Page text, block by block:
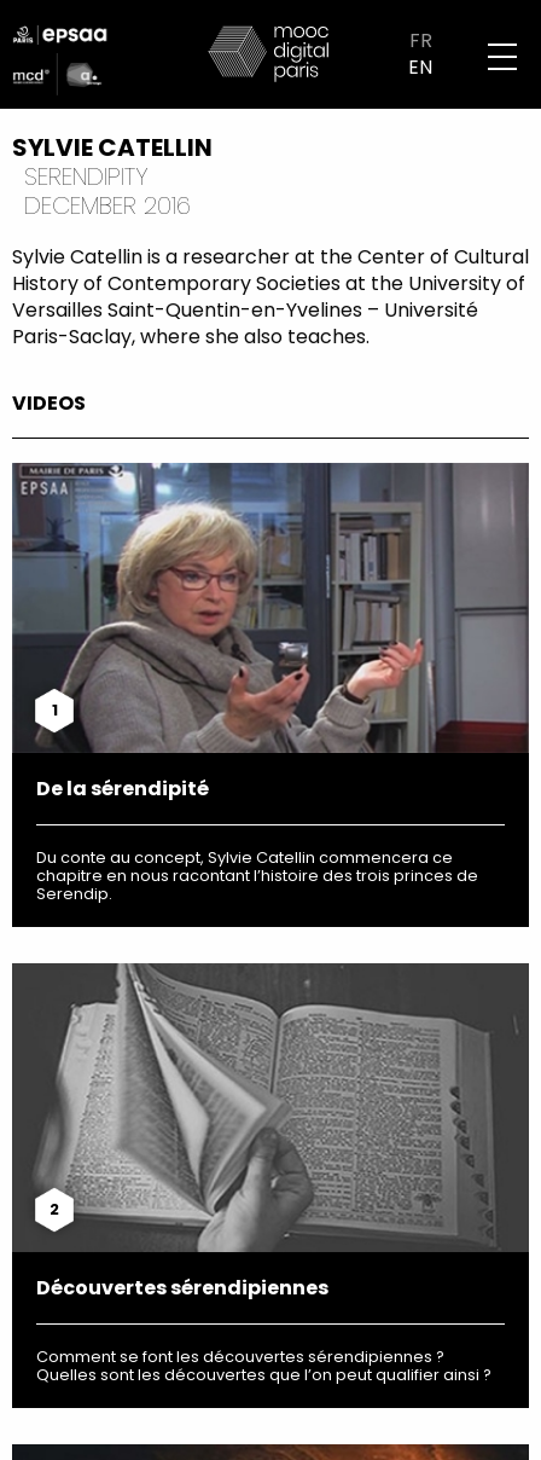
to
main
content
logo
partenaires
mobile
FR
EN
SYLVIE CATELLIN
SERENDIPITY
DECEMBER 2016
Sylvie Catellin is a researcher at the Center of Cultural
History of Contemporary Societies at the University of
Versailles Saint-Quentin-en-Yvelines – Université
Paris-Saclay, where she also teaches.
VIDEOS
1
De la sérendipité
Du conte au concept, Sylvie Catellin commencera ce
chapitre en nous racontant l’histoire des trois princes de
Serendip.
2
Découvertes sérendipiennes
Comment se font les découvertes sérendipiennes ?
Quelles sont les découvertes que l’on peut qualifier ainsi ?